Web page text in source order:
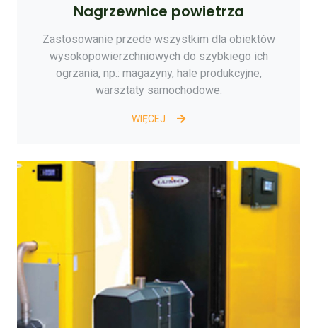
Nagrzewnice powietrza
Zastosowanie przede wszystkim dla obiektów
wysokopowierzchniowych do szybkiego ich
ogrzania, np.: magazyny, hale produkcyjne,
warsztaty samochodowe.
WIĘCEJ